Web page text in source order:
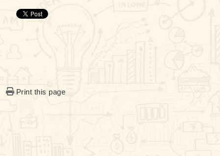
Print this page